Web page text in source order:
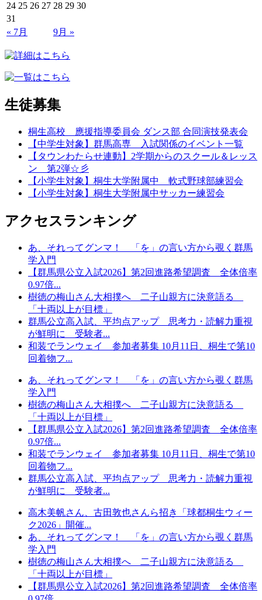
24 25 26 27 28 29 30
31
« 7月
9月 »
生徒募集
桐生高校 應援指導委員会 ダンス部 合同演技発表会
【中学生対象】群馬高専 入試関係のイベント一覧
【タウンわたらせ連動】2学期からのスクール＆レッス
ン 第2弾☆彡
【小学生対象】桐生大学附属中 軟式野球部練習会
【小学生対象】桐生大学附属中サッカー練習会
アクセスランキング
あ、それってグンマ！ 「を」の言い方から覗く群馬
学入門
【群馬県公立入試2026】第2回進路希望調査 全体倍率
0.97倍...
樹徳の梅山さん大相撲へ 二子山親方に決意語る
「十両以上が目標」
群馬公立高入試、平均点アップ 思考力・読解力重視
が鮮明に 受験者...
和装でランウェイ 参加者募集 10月11日、桐生で第10
回着物フ...
あ、それってグンマ！ 「を」の言い方から覗く群馬
学入門
樹徳の梅山さん大相撲へ 二子山親方に決意語る
「十両以上が目標」
【群馬県公立入試2026】第2回進路希望調査 全体倍率
0.97倍...
和装でランウェイ 参加者募集 10月11日、桐生で第10
回着物フ...
群馬公立高入試、平均点アップ 思考力・読解力重視
が鮮明に 受験者...
高木美帆さん、古田敦也さんら招き「球都桐生ウィー
ク2026」開催...
あ、それってグンマ！ 「を」の言い方から覗く群馬
学入門
樹徳の梅山さん大相撲へ 二子山親方に決意語る
「十両以上が目標」
【群馬県公立入試2026】第2回進路希望調査 全体倍率